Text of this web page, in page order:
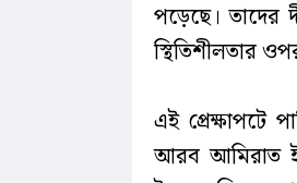
পড়েছে। তাদের
স্থিতিশীলতার
এই প্রেক্ষাপটে
আরব আমিরাত